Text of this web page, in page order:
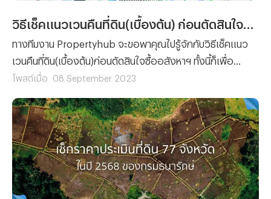
ทางทีมงาน Propertyhub จะขอพาคุณไปรู้จักกับวิธีเช็คแนว
เวนคืนที่ดิน(เบื้องต้น)ก่อนตัดสินใจซื้ออสังหาฯ ทั้งนี้ก็เพื่อ
ป้องกันปัญหาการเวนคืนที่ดิน ที่ขอบอกได้เลยว่าไม่มีใครอยาก
โพสต์เมื่อ 08 September 2023